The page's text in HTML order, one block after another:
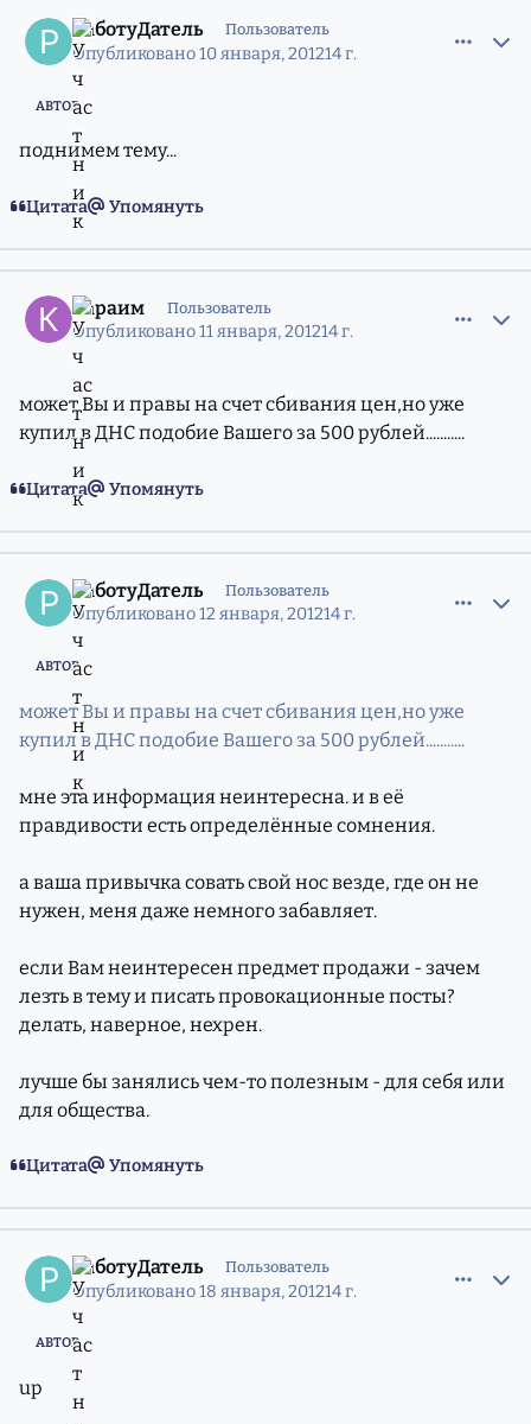
РаботуДатель Пользователь
Опубликовано10 января, 201214 г.
АВТОР
поднимем тему...
Цитата Упомянуть
Караим Пользователь
Опубликовано11 января, 201214 г.
может Вы и правы на счет сбивания цен,но уже
купил в ДНС подобие Вашего за 500 рублей...........
Цитата Упомянуть
РаботуДатель Пользователь
Опубликовано12 января, 201214 г.
АВТОР
может Вы и правы на счет сбивания цен,но уже
купил в ДНС подобие Вашего за 500 рублей...........
мне эта информация неинтересна. и в её
правдивости есть определённые сомнения.
а ваша привычка совать свой нос везде, где он не
нужен, меня даже немного забавляет.
если Вам неинтересен предмет продажи - зачем
лезть в тему и писать провокационные посты?
делать, наверное, нехрен.
лучше бы занялись чем-то полезным - для себя или
для общества.
Цитата Упомянуть
РаботуДатель Пользователь
Опубликовано18 января, 201214 г.
АВТОР
up